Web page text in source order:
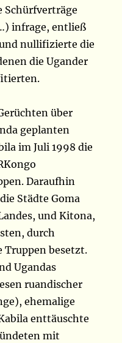
Schürfverträge
infrage, entließ
nullifizierte die
die Ugander
über
geplanten
im Juli 1998 die
Daraufhin
Städte Goma
und Kitona,
durch
Truppen besetzt.
Ugandas
ruandischer
ehemalige
enttäuschte
mit